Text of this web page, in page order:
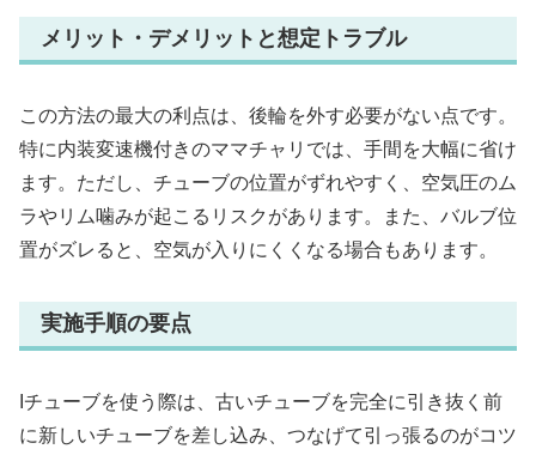
メリット・デメリットと想定トラブル
この方法の最大の利点は、後輪を外す必要がない点です。
特に内装変速機付きのママチャリでは、手間を大幅に省け
ます。ただし、チューブの位置がずれやすく、空気圧のム
ラやリム噛みが起こるリスクがあります。また、バルブ位
置がズレると、空気が入りにくくなる場合もあります。
実施手順の要点
Iチューブを使う際は、古いチューブを完全に引き抜く前
に新しいチューブを差し込み、つなげて引っ張るのがコツ